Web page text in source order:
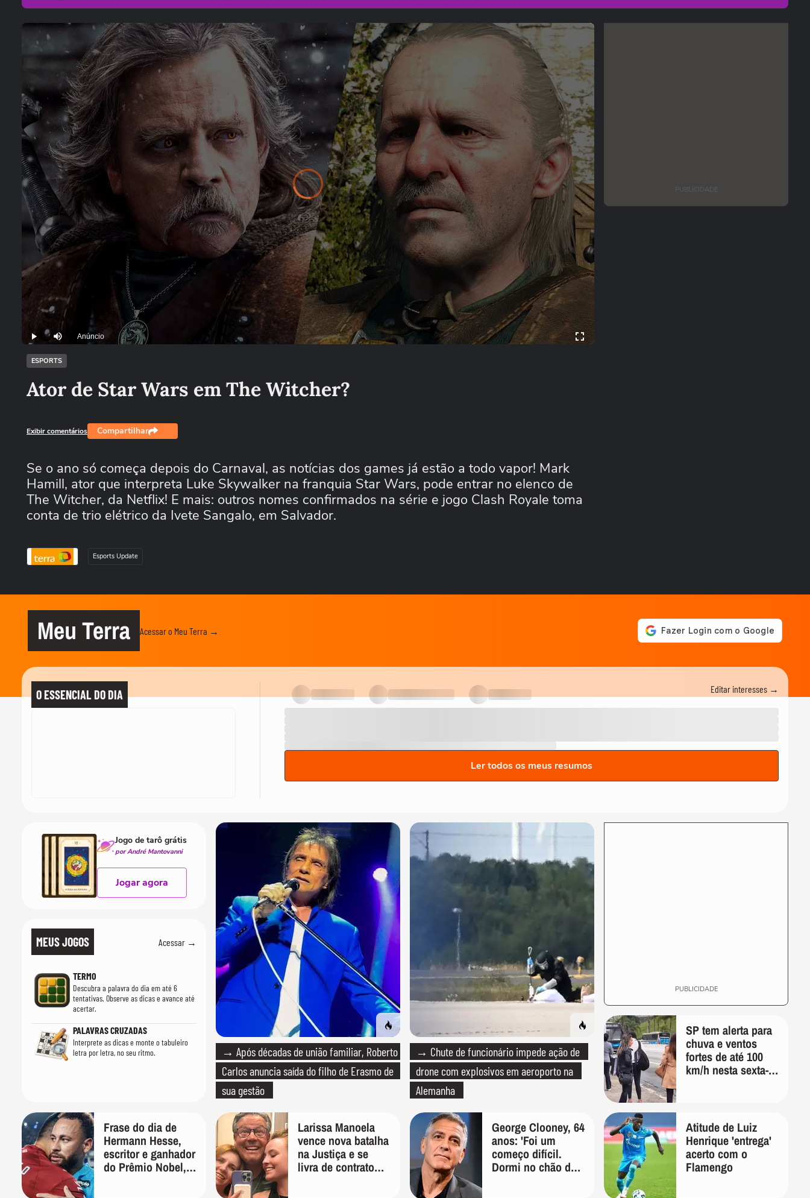
Video
Player
is
loading.
Play Mutar Anúncio
ESPORTS
Ator de Star Wars em The Witcher?
Exibir comentários Compartilhar
Se o ano só começa depois do Carnaval, as notícias dos games já estão a todo vapor! Mark
Hamill, ator que interpreta Luke Skywalker na franquia Star Wars, pode entrar no elenco de
The Witcher, da Netflix! E mais: outros nomes confirmados na série e jogo Clash Royale toma
conta de trio elétrico da Ivete Sangalo, em Salvador.
Esports Update
PUBLICIDADE
Meu Terra Acessar o Meu Terra →
O ESSENCIAL DO DIA Editar interesses →
Ler todos os meus resumos
MEUS JOGOS Acessar →
TERMO
Descubra a palavra do dia em até 6
tentativas. Observe as dicas e avance até
acertar.
PALAVRAS CRUZADAS
Interprete as dicas e monte o tabuleiro
letra por letra, no seu ritmo.
→ Após décadas de união familiar, Roberto
Carlos anuncia saída do filho de Erasmo de
sua gestão
→ Chute de funcionário impede ação de
drone com explosivos em aeroporto na
Alemanha
PUBLICIDADE
SP tem alerta para
chuva e ventos
fortes de até 100
km/h nesta sexta-
Frase do dia de
Hermann Hesse,
escritor e ganhador
do Prêmio Nobel,
Larissa Manoela
vence nova batalha
na Justiça e se
livra de contrato
George Clooney, 64
anos: 'Foi um
começo difícil.
Dormi no chão de
Atitude de Luiz
Henrique 'entrega'
acerto com o
Flamengo
Jogo de tarô grátis
por André Mantovanni
Jogar agora